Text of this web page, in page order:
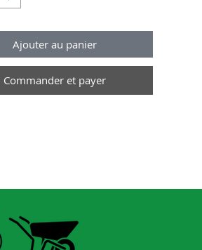
Ajouter au panier
Commander et payer